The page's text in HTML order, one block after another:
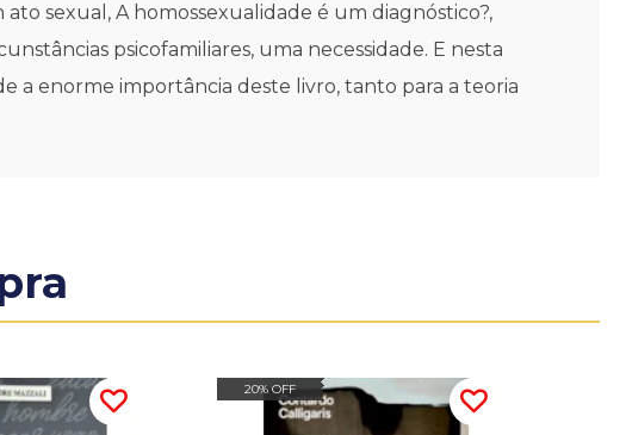
sexual, A homossexualidade é um diagnóstico?,
psicofamiliares, uma necessidade. E nesta
a enorme importância deste livro, tanto para a teoria
20% OFF